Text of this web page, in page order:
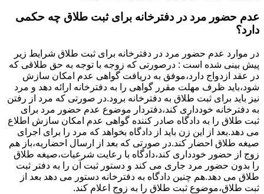
عدم حضور مرد در دفترخانه برای ثبت طلاق چه حکمی
دارد؟
در موارد عدم حضور مرد در دفترخانه برای ثبت طلاق شرایط زیر
پیش بینی شده است : درصورتی که زوجه با توجه به حق طلاقی که
در عقد ازدواج دارد،موفق به دریافت گواهی عدم امکان سازش
شود،باید ظرف مهلت مقرر گواهی را به دفترخانه ارائه دهد و مرد
نیز باید برای ثبت طلاق به دفترخانه برود.در صورتی که مرد از رفتن
به دفترخانه خودداری کند،دفتردار موضوع عدم حضور مرد برای
ثبت طلاق را به دادگاه صادر کننده گواهی عدم امکان سازش اطلاع
می دهد.بعد از این زن باید از دادگاه بخواهد که مرد را برای اجرای
صیغه طلاق احضار کند.در صورتی که بعد از ارسال احضاریه،باز هم
زوج از حضور خودداری کند،دادگاه با رعایت شرعیات،صیغه طلاق
را بدون حضور مرد جاری می کند و دستور ثبت آن را به دفتر ثبت
طلاق می دهد.هم چنین دادگاه به دفترخانه دستور می دهد بعد از
ثبت طلاق،موضوع ثبت طلاق را به زوج اعلام کند.